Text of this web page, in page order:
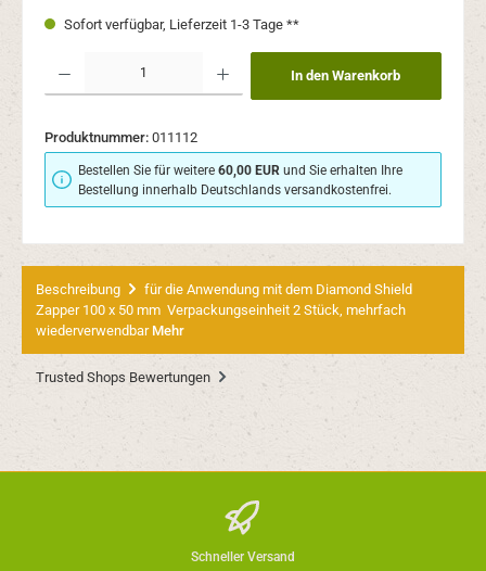
Sofort verfügbar, Lieferzeit 1-3 Tage **
Produkt Anzahl: Gib den gewünschten Wert ein oder benutze die Schaltflächen
In den Warenkorb
Produktnummer: 011112
Bestellen Sie für weitere60,00 EUR und Sie erhalten Ihre
Bestellung innerhalb Deutschlands versandkostenfrei.
Beschreibung
für die Anwendung mit dem Diamond Shield
Zapper 100 x 50 mm Verpackungseinheit 2 Stück, mehrfach
wiederverwendbar Mehr
Trusted Shops Bewertungen
Schneller Versand